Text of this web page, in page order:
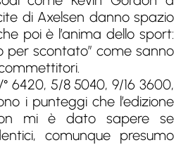
di Axelsen danno spazio
poi è l’anima dello sport:
per scontato” come sanno
6420, 5/8 5040, 9/16 3600,
i punteggi che l’edizione
mi è dato sapere se
comunque presumo